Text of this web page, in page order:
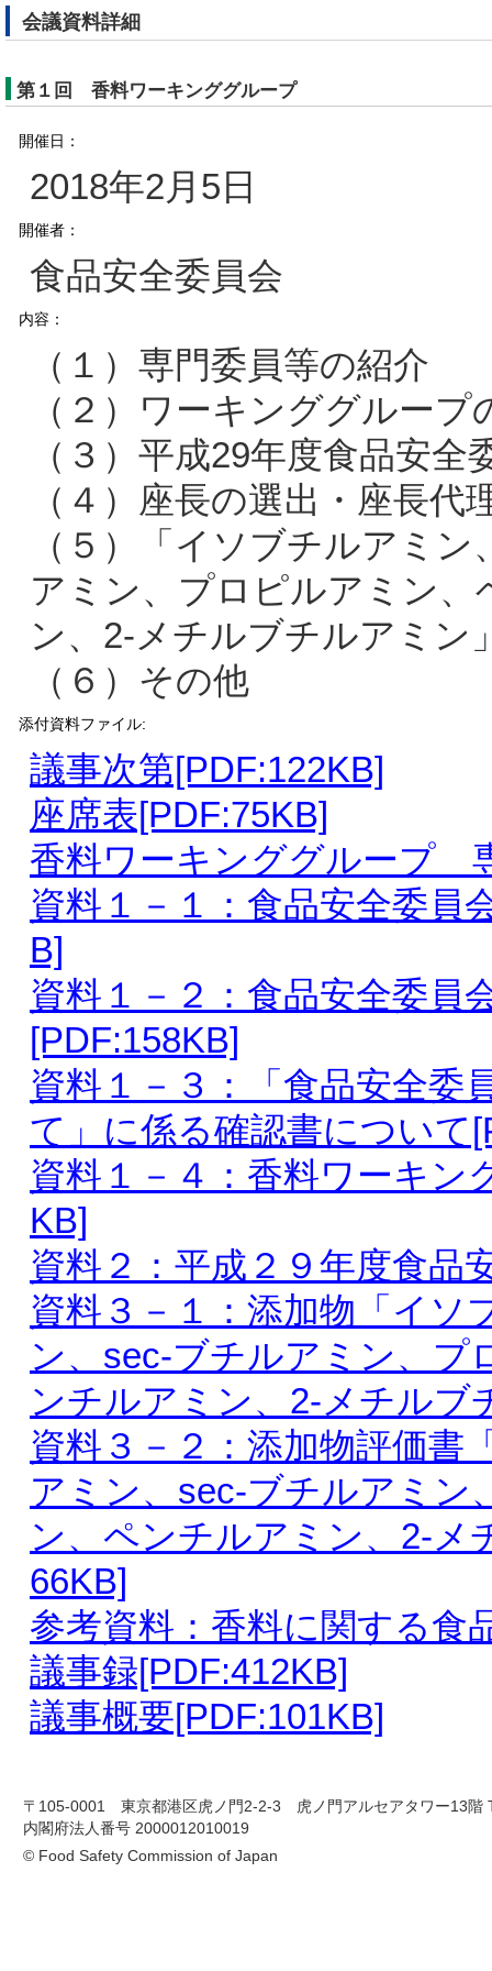
会議資料詳細
第１回 香料ワーキンググループ
開催日：
2018年2月5日
開催者：
食品安全委員会
内容：
（１）専門委員等の紹介
（２）ワーキンググルー
（３）平成29年度食品安
（４）座長の選出・座長代
（５）「イソブチルアミ
アミン、プロピルアミン
ン、2-メチルブチルアミン
（６）その他
添付資料ファイル:
議事次第[PDF:122KB]
座席表[PDF:75KB]
香料ワーキンググループ
資料１－１：食品安全委員
B]
資料１－２：食品安全委員
[PDF:158KB]
資料１－３：「食品安全委
て」に係る確認書について
資料１－４：香料ワーキン
KB]
資料２：平成２９年度食品
資料３－１：添加物「イソ
ン、sec-ブチルアミン、プ
ンチルアミン、2-メチルブ
資料３－２：添加物評価書
アミン、sec-ブチルアミン
ン、ペンチルアミン、2-メ
66KB]
参考資料：香料に関する食
議事録[PDF:412KB]
議事概要[PDF:101KB]
〒105-0001 東京都港区虎ノ門2-2-3 虎ノ門アルセアタワー13階
内閣府法人番号 2000012010019
© Food Safety Commission of Japan